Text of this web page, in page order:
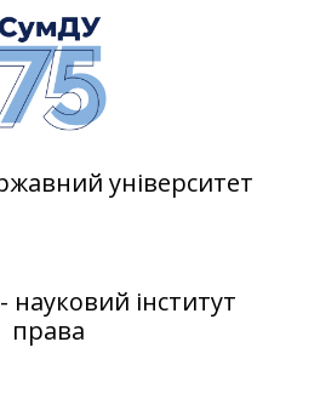
університет